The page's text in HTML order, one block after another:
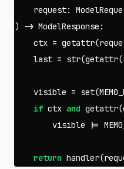
request:
)
-> ModelResponse :
ctx = getattr(
last = str(getattr(
visible = set(
if ctx and getattr(
visible
|=
return handler(